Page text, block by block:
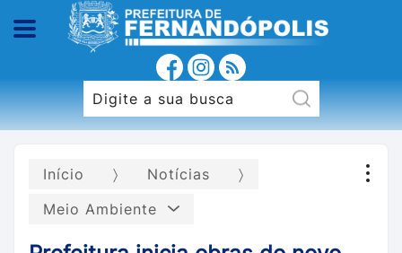
Início
Notícias
Meio Ambiente